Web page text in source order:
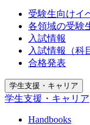
受験生向けイ
各領域の受験
入試情報
入試情報（科
合格発表
学生支援・キャリア
学生支援・キャリア
Handbooks